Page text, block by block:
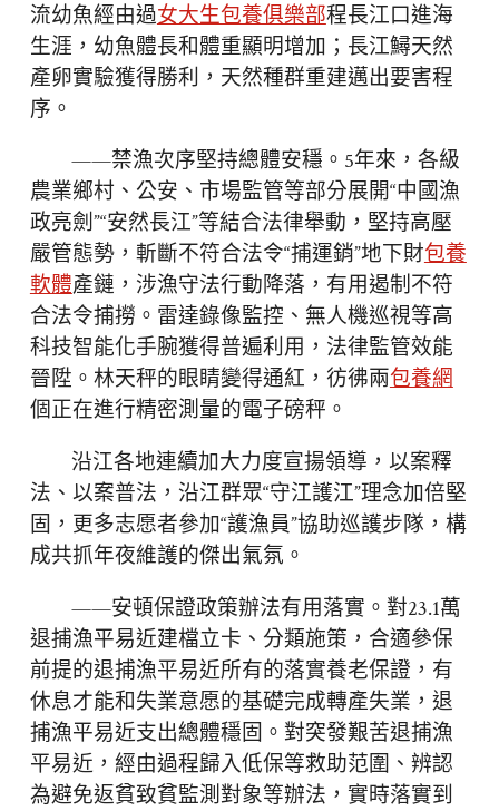
流幼魚經由過女大生包養俱樂部程長江口進海
生涯，幼魚體長和體重顯明增加；長江鱘天然
產卵實驗獲得勝利，天然種群重建邁出要害程
序。
——禁漁次序堅持總體安穩。5年來，各級
農業鄉村、公安、市場監管等部分展開“中國漁
政亮劍”“安然長江”等結合法律舉動，堅持高壓
嚴管態勢，斬斷不符合法令“捕運銷”地下財包養
軟體產鏈，涉漁守法行動降落，有用遏制不符
合法令捕撈。雷達錄像監控、無人機巡視等高
科技智能化手腕獲得普遍利用，法律監管效能
晉陞。林天秤的眼睛變得通紅，彷彿兩包養網
個正在進行精密測量的電子磅秤。
沿江各地連續加大力度宣揚領導，以案釋
法、以案普法，沿江群眾“守江護江”理念加倍堅
固，更多志愿者參加“護漁員”協助巡護步隊，構
成共抓年夜維護的傑出氣氛。
——安頓保證政策辦法有用落實。對23.1萬
退捕漁平易近建檔立卡、分類施策，合適參保
前提的退捕漁平易近所有的落實養老保證，有
休息才能和失業意愿的基礎完成轉產失業，退
捕漁平易近支出總體穩固。對突發艱苦退捕漁
平易近，經由過程歸入低保等救助范圍、辨認
為避免返貧致貧監測對象等辦法，實時落實到